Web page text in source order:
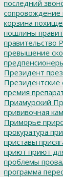
последний
сопровождение
корзина
пошлины
правительство
превышение
Президент
Президентские
премия
Приамурский
прививочная
Приморье
прокуратура
приставы
приют приют
проблемы
программа